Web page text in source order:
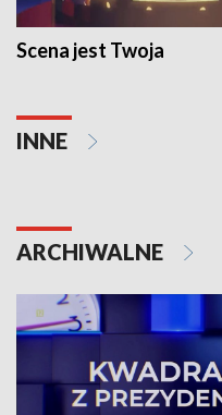
Scena jest Twoja
INNE
ARCHIWALNE